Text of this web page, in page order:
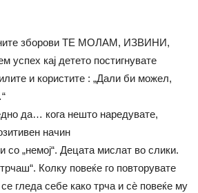
зборови ТЕ МОЛАМ, ИЗВИНИ,
кај детето постигнувате
и користите : „Дали би можел,
да… кога нешто наредувате,
начин
со „немој“. Децата мислат во слики.
Колку повеќе го повторувате
гледа себе како трча и сѐ повеќе му